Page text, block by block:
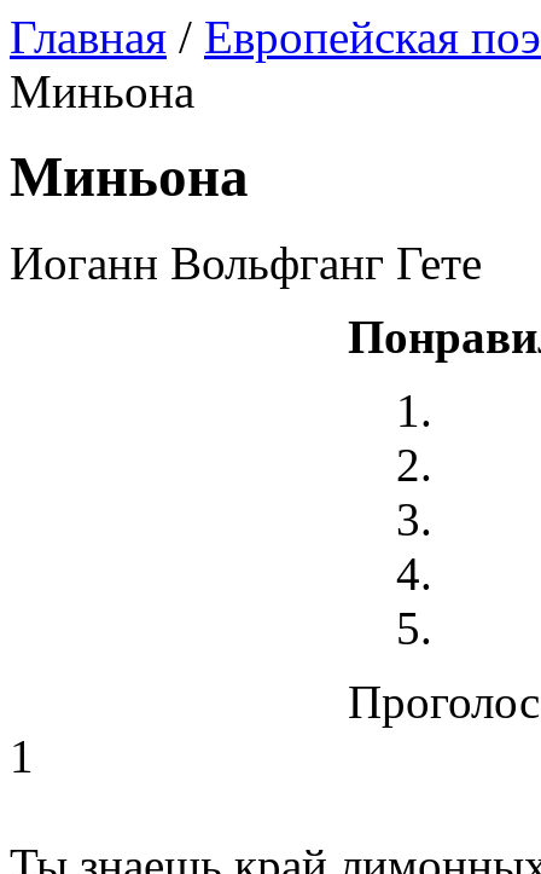
Главная / Европейская
Миньона
Миньона
Иоганн Вольфганг Гете
1